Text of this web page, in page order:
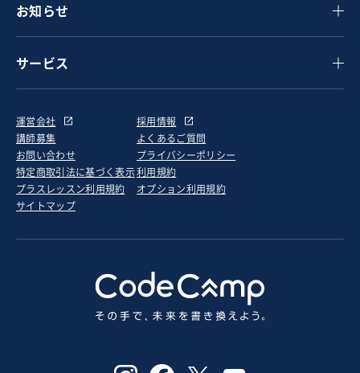
お知らせ
サービス
運営会社
採用情報
講師募集
よくあるご質問
お問い合わせ
プライバシーポリシー
特定商取引法に基づく表示利用規約
プラスレッスン利用規約
オプション利用規約
サイトマップ